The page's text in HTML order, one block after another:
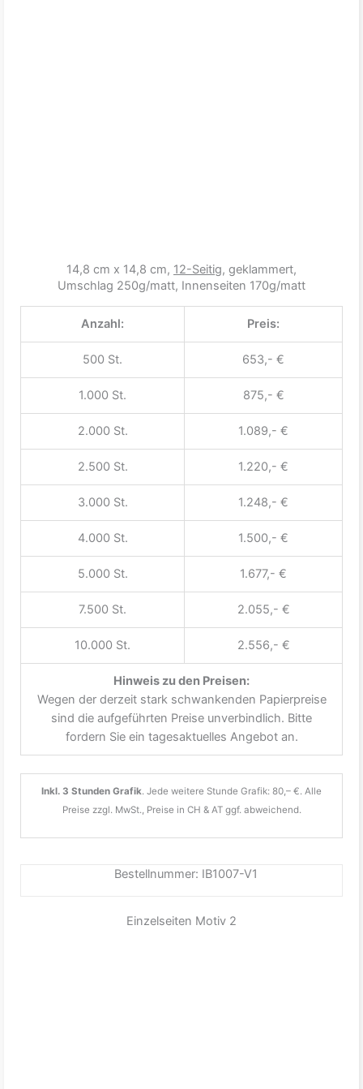
14,8 cm x 14,8 cm, 12-Seitig, geklammert,
Umschlag 250g/matt, Innenseiten 170g/matt
Anzahl: Preis:
500 St. 653,- €
1.000 St. 875,- €
2.000 St. 1.089,- €
2.500 St. 1.220,- €
3.000 St. 1.248,- €
4.000 St. 1.500,- €
5.000 St. 1.677,- €
7.500 St. 2.055,- €
10.000 St. 2.556,- €
Hinweis zu den Preisen:
Wegen der derzeit stark schwankenden Papierpreise
sind die aufgeführten Preise unverbindlich. Bitte
fordern Sie ein tagesaktuelles Angebot an.
Inkl. 3 Stunden Grafik. Jede weitere Stunde Grafik: 80,– €. Alle
Preise zzgl. MwSt., Preise in CH & AT ggf. abweichend.
Bestellnummer: IB1007-V1
Einzelseiten Motiv 2